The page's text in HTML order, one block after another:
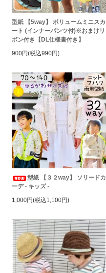
型紙 【5way】 ボリュームミニスカ
ート (インナーパンツ付)※おまけリ
ボン付き【DL仕様書付き】
900円(税込990円)
型紙 【３２way】 ソリードカ
ーデ - キッズ -
1,000円(税込1,100円)